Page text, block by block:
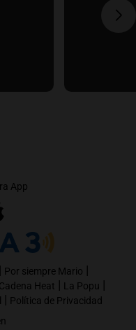
App
| Por siempre Mario |
Cadena Heat | La Popu |
| Política de Privacidad